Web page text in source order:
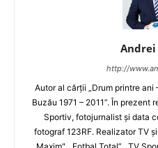
http://
Autor al cărţii „Drum printre
Buzău 1971 – 2011”. În
Sportiv, fotojurnalist şi data
fotograf 123RF. Realizator TV